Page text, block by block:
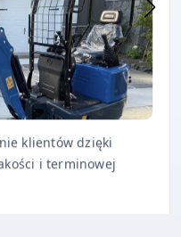
klientów dzięki
i terminowej